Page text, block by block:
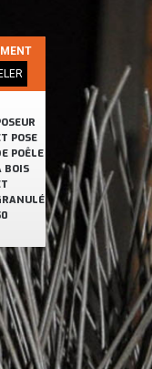
POSE
POÊLE
BOIS